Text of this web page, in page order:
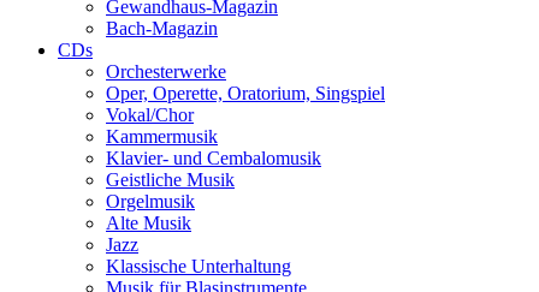
Gewandhaus-Magazin
Bach-Magazin
CDs
Orchesterwerke
Oper, Operette, Oratorium, Singspiel
Vokal/Chor
Kammermusik
Klavier- und Cembalomusik
Geistliche Musik
Orgelmusik
Alte Musik
Jazz
Klassische Unterhaltung
Musik für Blasinstrumente